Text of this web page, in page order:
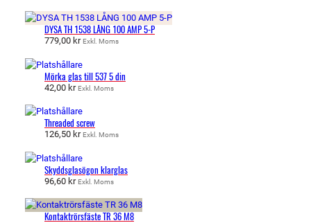
DYSA TH 1538 LÅNG 100 AMP 5-P
779,00 kr Exkl. Moms
Mörka glas till 537 5 din
42,00 kr Exkl. Moms
Threaded screw
126,50 kr Exkl. Moms
Skyddsglasögon klarglas
96,60 kr Exkl. Moms
Kontaktrörsfäste TR 36 M8